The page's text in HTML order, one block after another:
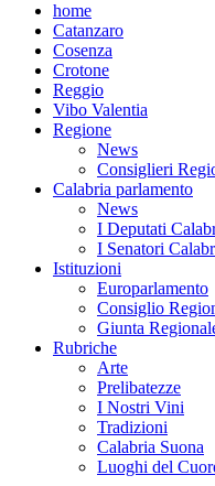
home
Catanzaro
Cosenza
Crotone
Reggio
Vibo Valentia
Regione
News
Consiglieri
Calabria parlamento
News
I Deputati
I Senatori
Istituzioni
Europarlamento
Consiglio
Giunta
Rubriche
Arte
Prelibatezze
I Nostri Vini
Tradizioni
Calabria Suona
Luoghi del